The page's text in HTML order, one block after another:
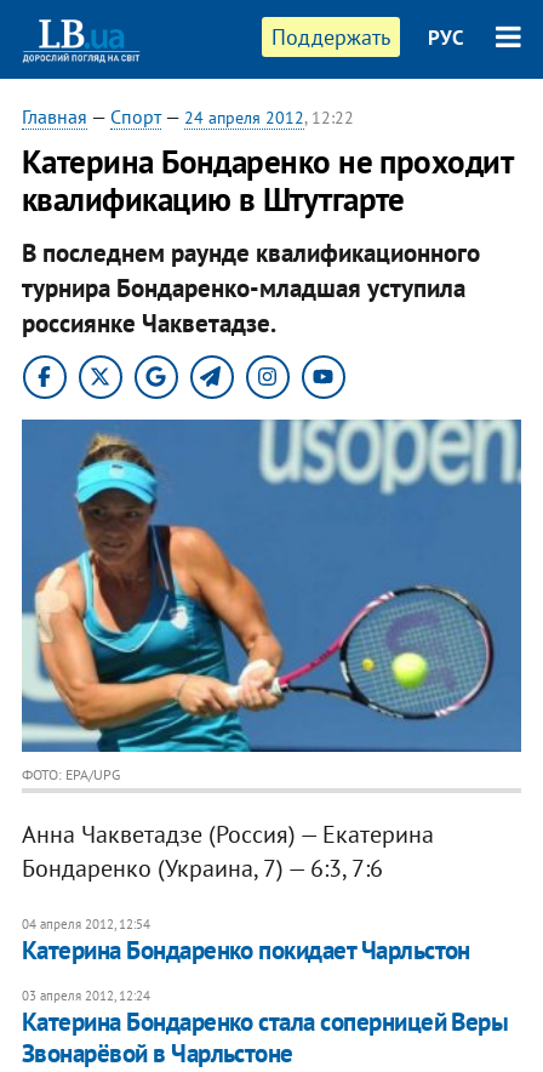
Поддержать РУС
Главная — Спорт— 24 апреля 2012, 12:22
Катерина Бондаренко не проходит
квалификацию в Штутгарте
В последнем раунде квалификационного
турнира Бондаренко-младшая уступила
россиянке Чакветадзе.
ФОТО: EPA/UPG
Анна Чакветадзе (Россия) — Екатерина
Бондаренко (Украина, 7) — 6:3, 7:6
04 апреля 2012, 12:54
Катерина Бондаренко покидает Чарльстон
03 апреля 2012, 12:24
Катерина Бондаренко стала соперницей Веры
Звонарёвой в Чарльстоне